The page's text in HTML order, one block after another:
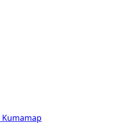
Kumamap